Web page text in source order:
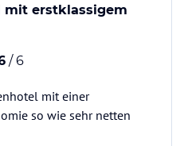
mit erstklassigem
/ 6
mit einer
so wie sehr netten